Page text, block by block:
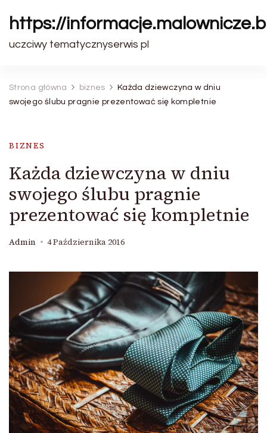
https://
uczciwy tematycznyserwis pl
Strona główna biznes
Każda dziewczyna w dniu
swojego ślubu pragnie prezentować się kompletnie
BIZNES
Każda dziewczyna w dniu
swojego ślubu pragnie
prezentować się kompletnie
Admin 4 Października 2016